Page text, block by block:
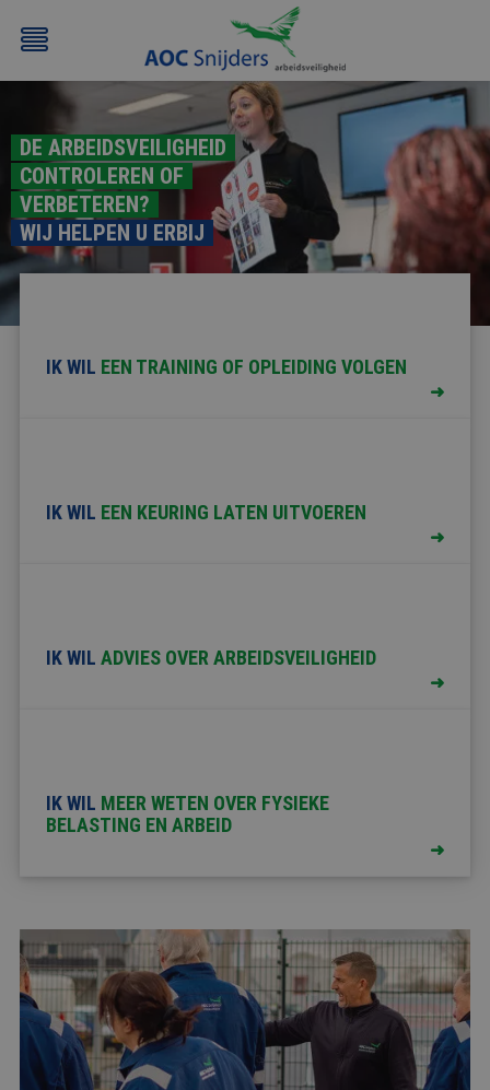
ATEX
BELASTING
/
/
DE ARBEIDSVEILIGHEID
CONTROLEREN OF
VERBETEREN?
WIJ HELPEN U ERBIJ
IK WIL EEN TRAINING OF OPLEIDING VOLGEN
IK WIL EEN KEURING LATEN UITVOEREN
IK WIL ADVIES OVER ARBEIDSVEILIGHEID
IK WIL MEER WETEN OVER FYSIEKE
BELASTING EN ARBEID